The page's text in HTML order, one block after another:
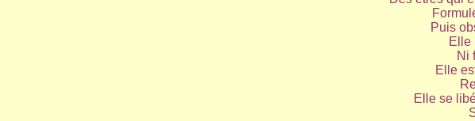
Puis
Elle
Ni
Elle
Elle se